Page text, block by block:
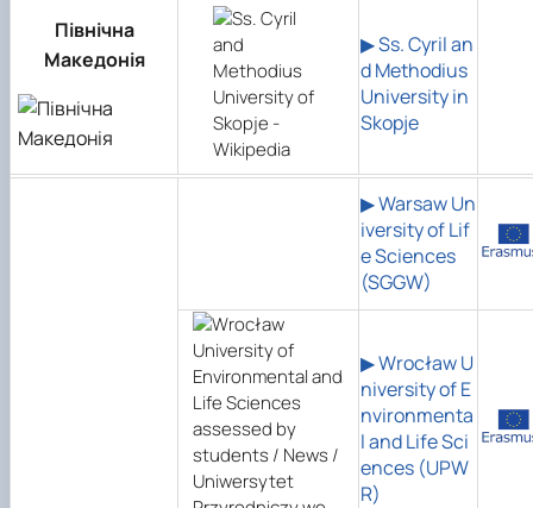
Північна
Македонія
▶ Ss. Cyril an
d Methodius
University in
Skopje
▶ Warsaw Un
iversity of Lif
e Sciences
(SGGW)
▶ Wrocław U
niversity of E
nvironmenta
l and Life Sci
ences (UPW
R)